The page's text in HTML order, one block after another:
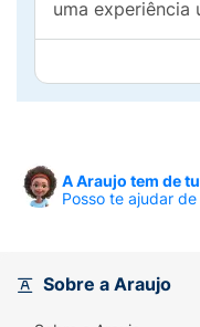
uma experiência
O Suflair mudou
aerado que
agora em novo
Ingredientes:
cacau, massa
polirricinoleato e
A Araujo tem de
Posso te ajudar
Sobre a Araujo